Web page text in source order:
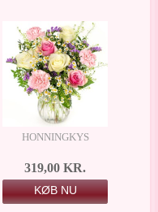
HONNINGKYS
319,00 KR.
KØB NU